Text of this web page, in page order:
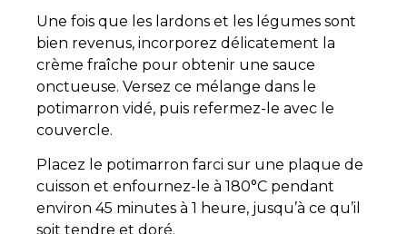
Une fois que les lardons et les légumes sont
bien revenus, incorporez délicatement la
crème fraîche pour obtenir une sauce
onctueuse. Versez ce mélange dans le
potimarron vidé, puis refermez-le avec le
couvercle.
Placez le potimarron farci sur une plaque de
cuisson et enfournez-le à 180°C pendant
environ 45 minutes à 1 heure, jusqu’à ce qu’il
soit tendre et doré.